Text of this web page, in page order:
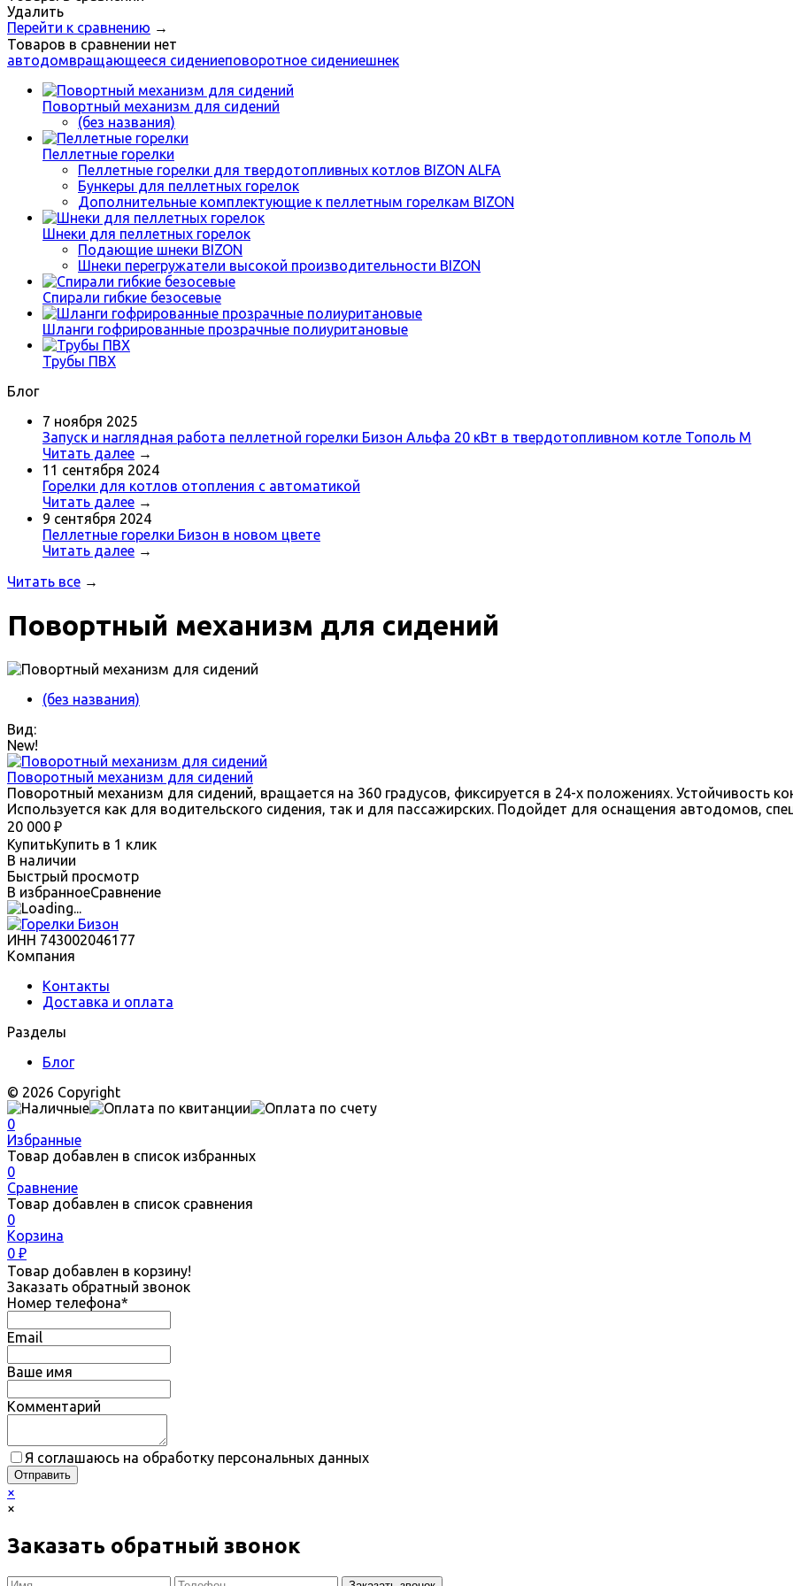
Удалить
Перейти к сравнению →
Товаров в сравнении нет
автодомвращающееся сидениеповоротное сидениешнек
Повортный механизм для сидений
(без названия)
Пеллетные горелки
Пеллетные горелки для твердотопливных котлов BIZON ALFA
Бункеры для пеллетных горелок
Дополнительные комплектующие к пеллетным горелкам BIZON
Шнеки для пеллетных горелок
Подающие шнеки BIZON
Шнеки перегружатели высокой производительности BIZON
Спирали гибкие безосевые
Шланги гофрированные прозрачные полиуритановые
Трубы ПВХ
Блог
7 ноября 2025
Запуск и наглядная работа пеллетной горелки Бизон Альфа 20 кВт в твердотопливном котле Тополь М
Читать далее →
11 сентября 2024
Горелки для котлов отопления с автоматикой
Читать далее →
9 сентября 2024
Пеллетные горелки Бизон в новом цвете
Читать далее →
Читать все →
Повортный механизм для сидений
(без названия)
Вид:
New!
Поворотный механизм для сидений
Поворотный механизм для сидений, вращается на 360 градусов, фиксируется в 24-х положениях. Устойчивость
Используется как для водительского сидения, так и для пассажирских. Подойдет для оснащения автодомов,
20 000 ₽
КупитьКупить в 1 клик
В наличии
Быстрый просмотр
В избранноеСравнение
ИНН 743002046177
Компания
Контакты
Доставка и оплата
Разделы
Блог
© 2026 Copyright
0
Избранные
Товар добавлен в список избранных
0
Сравнение
Товар добавлен в список сравнения
0
Корзина
0 ₽
Товар добавлен в корзину!
Заказать обратный звонок
Номер телефона*
Email
Ваше имя
Комментарий
Я соглашаюсь на обработку персональных данных
×
×
Заказать обратный звонок